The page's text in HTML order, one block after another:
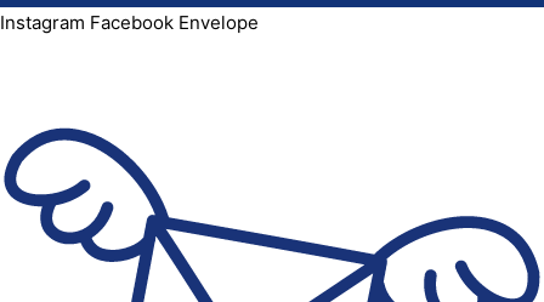
Instagram Facebook Envelope